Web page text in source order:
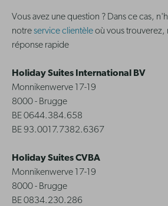
Vous avez une question ? Dans ce cas,
notreservice clientèleoù vous trouverez,
réponse rapide
Holiday Suites International BV
Monnikenwerve 17-19
8000 - Brugge
BE 0644.384.658
BE 93.0017.7382.6367
Holiday Suites CVBA
Monnikenwerve 17-19
8000 - Brugge
BE 0834.230.286